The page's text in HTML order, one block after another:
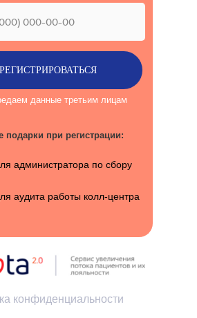
данные третьим лицам
подарки при регистрации:
администратора по сбору
аудита работы колл-центра
конфиденциальности